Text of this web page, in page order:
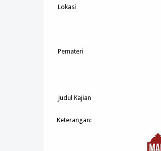
Lokasi
Pemateri
Judul Kajian
Keterangan: